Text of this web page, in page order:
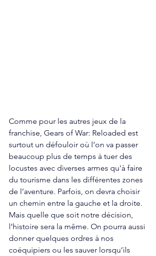
Comme pour les autres jeux de la
franchise, Gears of War: Reloaded est
surtout un défouloir où l’on va passer
beaucoup plus de temps à tuer des
locustes avec diverses armes qu'à faire
du tourisme dans les différentes zones
de l’aventure. Parfois, on devra choisir
un chemin entre la gauche et la droite.
Mais quelle que soit notre décision,
l’histoire sera la même. On pourra aussi
donner quelques ordres à nos
coéquipiers ou les sauver lorsqu’ils